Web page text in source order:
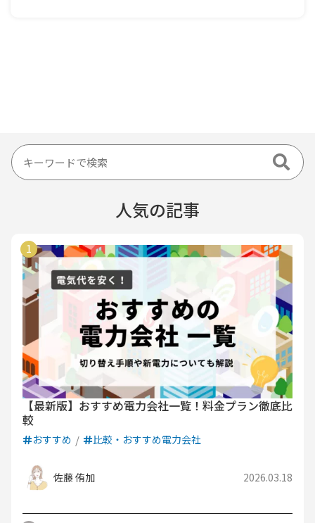
人気の記事
【最新版】おすすめ電力会社一覧！料金プラン徹底比
較
おすすめ 比較・おすすめ電力会社
佐藤 侑加 2026.03.18